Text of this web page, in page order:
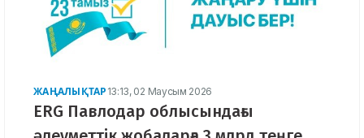
ЖАҢАЛЫҚТАР 13:13, 02 Маусым 2026
ERG Павлодар облысындағы